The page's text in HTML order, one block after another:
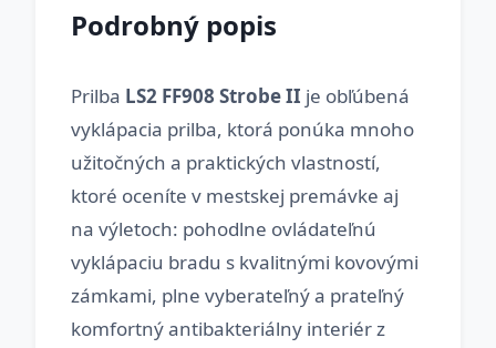
Podrobný popis
Prilba LS2 FF908 Strobe II je obľúbená
vyklápacia prilba, ktorá ponúka mnoho
užitočných a praktických vlastností,
ktoré oceníte v mestskej premávke aj
na výletoch: pohodlne ovládateľnú
vyklápaciu bradu s kvalitnými kovovými
zámkami, plne vyberateľný a prateľný
komfortný antibakteriálny interiér z